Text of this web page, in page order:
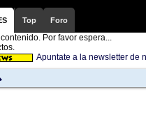
Top Foro
Por favor espera...
Apuntate a la newsletter de